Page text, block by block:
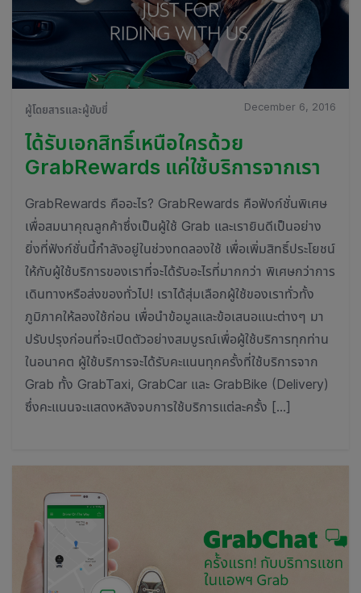
ผู้โดยสารและผู้ขับขี่ December 6, 2016
ได้รับเอกสิทธิ์เหนือใครด้วย
GrabRewards แค่ใช้บริการจากเรา
GrabRewards คืออะไร? GrabRewards คือฟังก์ชั่นพิเศษ
เพื่อสมนาคุณลูกค้าซึ่งเป็นผู้ใช้ Grab และเรายินดีเป็นอย่าง
ยิ่งที่ฟังก์ชั่นนี้กำลังอยู่ในช่วงทดลองใช้ เพื่อเพิ่มสิทธิ์ประโยชน์
ให้กับผู้ใช้บริการของเราที่จะได้รับอะไรที่มากกว่า พิเศษกว่าการ
เดินทางหรือส่งของทั่วไป! เราได้สุ่มเลือกผู้ใช้ของเราทั่วทั้ง
ภูมิภาคให้ลองใช้ก่อน เพื่อนำข้อมูลและข้อเสนอแนะต่างๆ มา
ปรับปรุงก่อนที่จะเปิดตัวอย่างสมบูรณ์เพื่อผู้ใช้บริการทุกท่าน
ในอนาคต ผู้ใช้บริการจะได้รับคะแนนทุกครั้งที่ใช้บริการจาก
Grab ทั้ง GrabTaxi, GrabCar และ GrabBike (Delivery)
ซึ่งคะแนนจะแสดงหลังจบการใช้บริการแต่ละครั้ง […]